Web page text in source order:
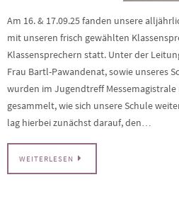
Am 16. & 17.09.25 fanden unsere
mit unseren frisch gewählten
Klassensprechern statt. Unter der
Frau Bartl-Pawandenat, sowie unseres
wurden im Jugendtreff
gesammelt, wie sich unsere Schule
lag hierbei zunächst darauf, den…
WEITERLESEN